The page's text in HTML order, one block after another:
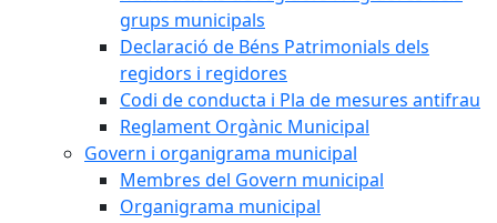
grups municipals
Declaració de Béns Patrimonials dels
regidors i regidores
Codi de conducta i Pla de mesures antifrau
Reglament Orgànic Municipal
Govern i organigrama municipal
Membres del Govern municipal
Organigrama municipal